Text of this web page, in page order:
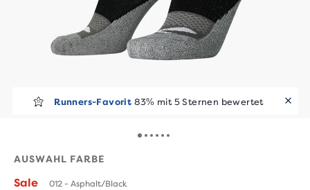
Runners-Favorit 83% mit 5 Sternen bewertet
AUSWAHL FARBE
Sale 012 - Asphalt/Black